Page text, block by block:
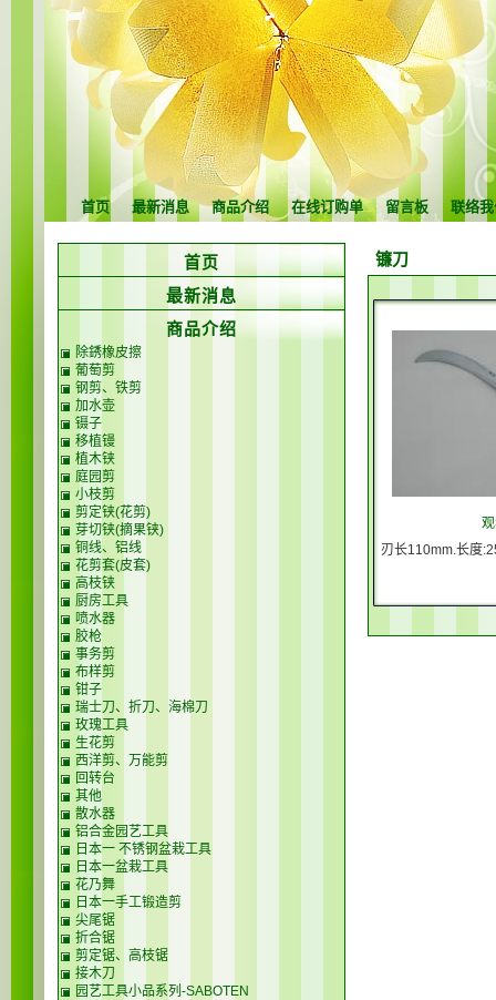
首页 最新消息 商品介绍 在线订购单 留言板 联络
镰刀
刃长110mm.长度
首页
最新消息
商品介绍
除銹橡皮擦
葡萄剪
钢剪、铁剪
加水壶
镊子
移植镘
植木铗
庭园剪
小枝剪
剪定铗(花剪)
芽切铗(摘果铗)
铜线、铝线
花剪套(皮套)
高枝铗
厨房工具
喷水器
胶枪
事务剪
布样剪
钳子
瑞士刀、折刀、海棉刀
玫瑰工具
生花剪
西洋剪、万能剪
回转台
其他
散水器
铝合金园艺工具
日本一 不锈钢盆栽工具
日本一盆栽工具
花乃舞
日本一手工锻造剪
尖尾锯
折合锯
剪定锯、高枝锯
接木刀
园艺工具小品系列-SABOTEN